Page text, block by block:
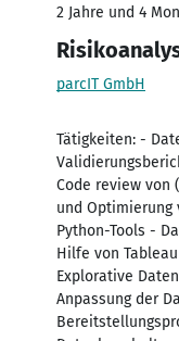
2 Jahre und 4
parcIT GmbH
Tätigkeiten: -
Code review von
und Optimierung
Python-Tools -
Hilfe von
Explorative
Anpassung der